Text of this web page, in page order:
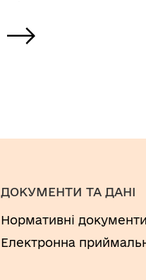
ДОКУМЕНТИ ТА ДАНІ
Нормативні документи
Електронна